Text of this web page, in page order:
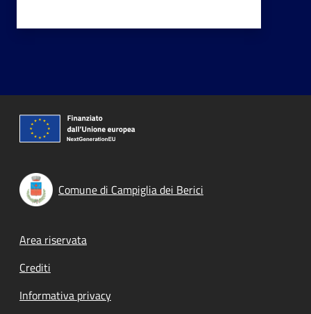
Comune di Campiglia dei Berici
Footer menu
Area riservata
Crediti
Informativa privacy